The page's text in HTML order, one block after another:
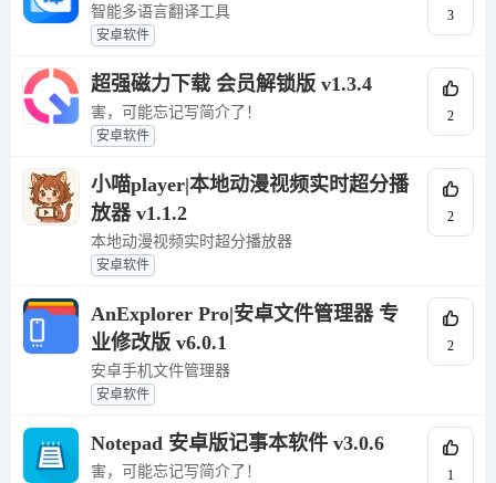
智能多语言翻译工具
安卓软件
3
超强磁力下载 会员解锁版 v1.3.4
害，可能忘记写简介了！
安卓软件
2
小喵player|本地动漫视频实时超分播
放器 v1.1.2
本地动漫视频实时超分播放器
安卓软件
2
AnExplorer Pro|安卓文件管理器 专
业修改版 v6.0.1
安卓手机文件管理器
安卓软件
2
Notepad 安卓版记事本软件 v3.0.6
害，可能忘记写简介了！ 1